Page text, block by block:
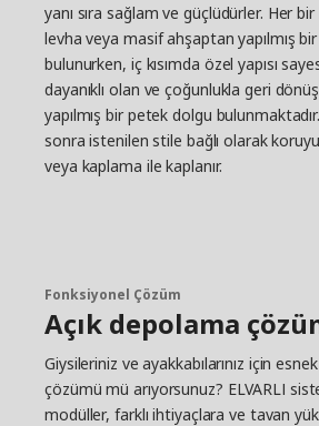
yanı sıra sağlam ve güçlüdürler. Her
levha veya masif ahşaptan yapılmış
bulunurken, iç kısımda özel yapısı
dayanıklı olan ve çoğunlukla geri
yapılmış bir petek dolgu
sonra istenilen stile bağlı olarak
veya kaplama ile kaplanır.
Fonksiyonel Çözüm
Açık depolama
Giysileriniz ve ayakkabılarınız için
çözümü mü arıyorsunuz? ELVARLI
modüller, farklı ihtiyaçlara ve tavan